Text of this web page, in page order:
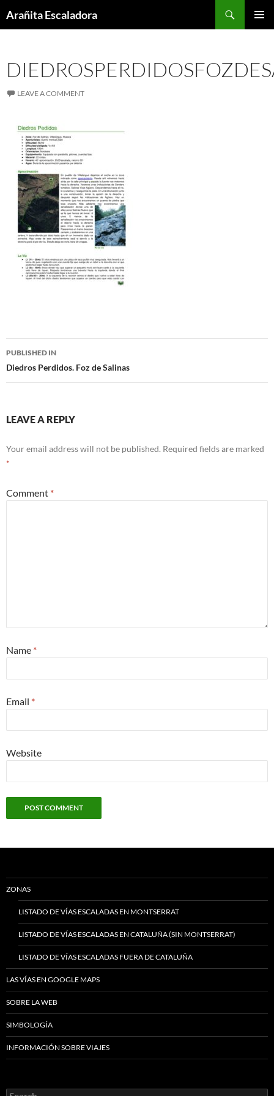
toArañita Escaladora
LEAVE A COMMENT
Post
navigation
PUBLISHED IN
Diedros Perdidos. Foz de Salinas
LEAVE A REPLY
Your email address will not be published. Required fields are marked
*
Comment *
Name *
Email *
Website
ZONAS
LISTADO DE VÍAS ESCALADAS EN MONTSERRAT
LISTADO DE VÍAS ESCALADAS EN CATALUÑA (SIN MONTSERRAT)
LISTADO DE VÍAS ESCALADAS FUERA DE CATALUÑA
LAS VÍAS EN GOOGLE MAPS
SOBRE LA WEB
SIMBOLOGÍA
INFORMACIÓN SOBRE VIAJES
Search